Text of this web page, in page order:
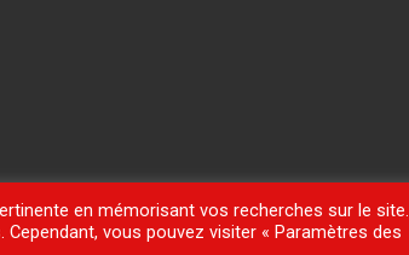
en mémorisant vos recherches sur le site.
vous pouvez visiter « Paramètres des